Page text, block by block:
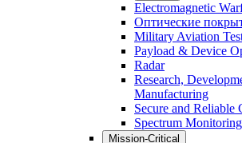
Electromagnetic
Оптические
Military Aviation
Payload & Device
Radar
Research,
Manufacturing
Secure and Reliable
Spectrum
Mission-Critical